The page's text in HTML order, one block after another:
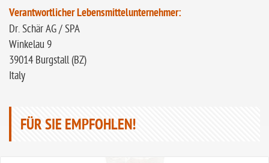
Verantwortlicher Lebensmittelunternehmer:
Dr. Schär AG / SPA
Winkelau 9
39014 Burgstall (BZ)
Italy
FÜR SIE EMPFOHLEN!